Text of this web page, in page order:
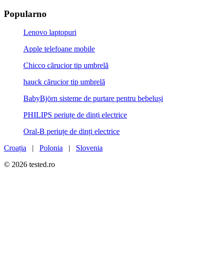
Popularno
Lenovo laptopuri
Apple telefoane mobile
Chicco cărucior tip umbrelă
hauck cărucior tip umbrelă
BabyBjörn sisteme de purtare pentru bebeluși
PHILIPS periuțe de dinți electrice
Oral-B periuțe de dinți electrice
Croația
Polonia
Slovenia
© 2026 tested.ro